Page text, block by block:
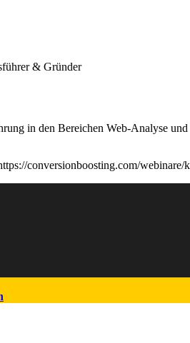
in den Bereichen Web-Analyse
conversionboosting.com/webinare/